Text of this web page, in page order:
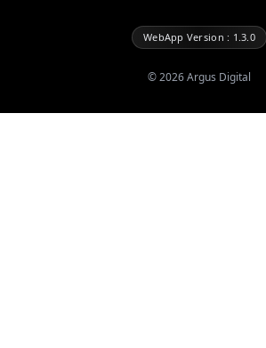
WebApp Version : 1.3.0
©2026Argus Digital